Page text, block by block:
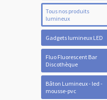
Tous nos produits
lumineux
Gadgets lumineux LED
Fluo Fluorescent Bar
Discothèque
Bâton Lumineux - led -
mousse-pvc